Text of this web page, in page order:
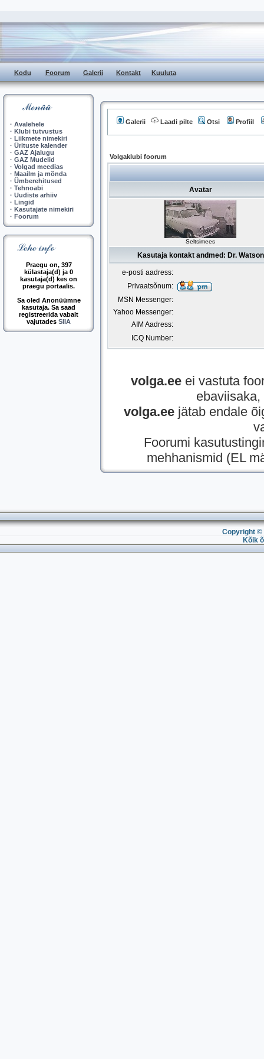
Kodu Foorum Galerii Kontakt Kuuluta
· Avalehele
· Klubi tutvustus
· Liikmete nimekiri
· Ürituste kalender
· GAZ Ajalugu
· GAZ Mudelid
· Volgad meedias
· Maailm ja mõnda
· Ümberehitused
· Tehnoabi
· Uudiste arhiiv
· Lingid
· Kasutajate nimekiri
· Foorum
Praegu on, 397
külastaja(d) ja 0
kasutaja(d) kes on
praegu portaalis.
Sa oled Anonüümne
kasutaja. Sa saad
registreerida vabalt
vajutades SIIA
Galerii Laadi pilte Otsi Profiil
Volgaklubi foorum
Avatar
Seltsimees
Kasutaja kontakt andmed: Dr. Watson
e-posti aadress:
Privaatsõnum:
MSN Messenger:
Yahoo Messenger:
AIM Aadress:
ICQ Number:
volga.eeei vastuta
volga.ee jätab endale
Foorumi
mehhanismid (EL
Copyright ©
Kõik